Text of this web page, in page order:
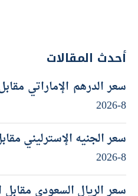
أحدث المقالات
8-2026
8-2026